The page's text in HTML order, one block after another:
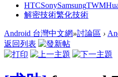
HTCSonySamsungTWM
解密技術繁化技術
Android 台灣中文網»討論區 ›
返回列表